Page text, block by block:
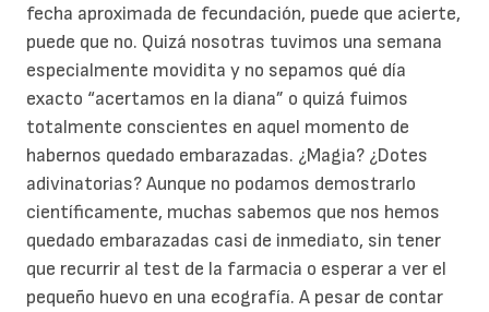
fecha aproximada de fecundación, puede que acierte,
puede que no. Quizá nosotras tuvimos una semana
especialmente movidita y no sepamos qué día
exacto “acertamos en la diana” o quizá fuimos
totalmente conscientes en aquel momento de
habernos quedado embarazadas. ¿Magia? ¿Dotes
adivinatorias? Aunque no podamos demostrarlo
científicamente, muchas sabemos que nos hemos
quedado embarazadas casi de inmediato, sin tener
que recurrir al test de la farmacia o esperar a ver el
pequeño huevo en una ecografía. A pesar de contar